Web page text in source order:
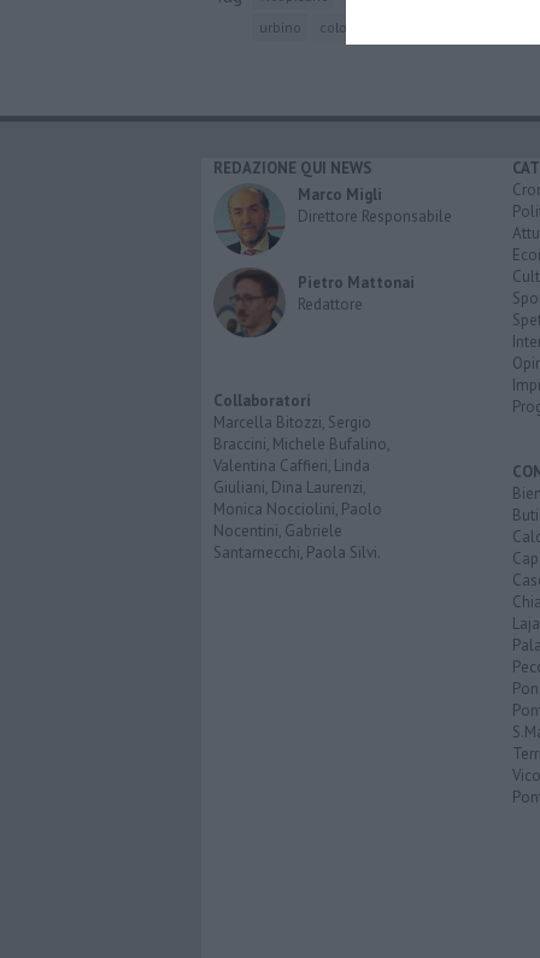
urbino
coloeus monedula
REDAZIONE QUI NEWS
Marco Migli
Direttore Responsabile
Pietro Mattonai
Redattore
Collaboratori
Marcella Bitozzi, Sergio
Braccini, Michele Bufalino,
Valentina Caffieri, Linda
Giuliani, Dina Laurenzi,
Monica Nocciolini, Paolo
Nocentini, Gabriele
Santarnecchi, Paola Silvi.
Buti